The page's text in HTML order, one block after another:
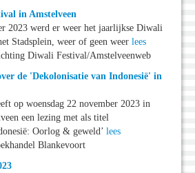
in Amstelveen
2023 werd er weer het jaarlijkse Diwali
Stadsplein, weer of geen weer lees
Diwali Festival/Amstelveenweb
de 'Dekolonisatie van Indonesië' in
op woensdag 22 november 2023 in
een lezing met als titel
Oorlog & geweld’ lees
Blankevoort